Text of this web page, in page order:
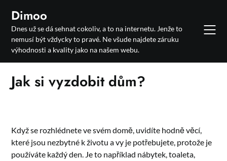
content
Dimoo
Dnes už se dá sehnat cokoliv, a to na internetu. Jenže to
nemusí být vždycky to pravé. Ne všude najdete záruku
výhodnosti a kvality jako na našem webu.
Jak si vyzdobit dům?
Když se rozhlédnete ve svém domě, uvidíte hodně věcí,
které jsou nezbytné k životu a vy je potřebujete, protože je
používáte každý den. Je to například nábytek, toaleta,